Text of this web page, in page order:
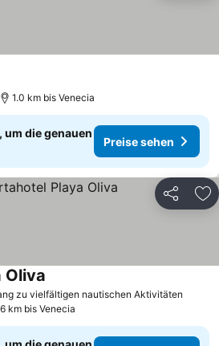
1.0 km bis Venecia
um die genauen
Preise sehen
Teilen
zu vielfältigen nautischen Aktivitäten
Oliva
km bis Venecia